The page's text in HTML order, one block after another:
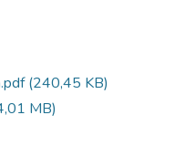
(240,45 KB)
MB)